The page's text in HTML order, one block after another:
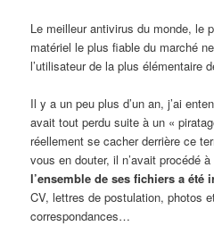
Le meilleur antivirus du monde, le
matériel le plus fiable du marché
l’utilisateur de la plus élémentaire
Il y a un peu plus d’un an, j’ai
avait tout perdu suite à un «
réellement se cacher derrière ce
vous en douter, il n’avait procédé
l’ensemble de ses fichiers a été
CV, lettres de postulation, photos
correspondances…